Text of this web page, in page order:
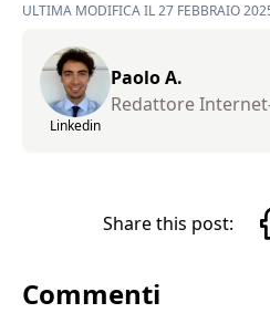
ULTIMA MODIFICA IL 27 FEBBRAIO
Linkedin
Paolo A.
Redattore
Share this post:
Commenti